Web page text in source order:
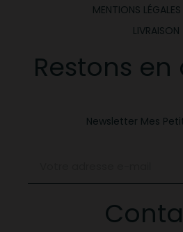
MENTIONS
LIVRAISON
Restons
Newsletter Mes